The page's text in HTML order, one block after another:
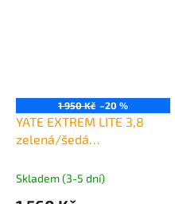
1 950 Kč –20 %
YATE EXTREM LITE 3,8
zelená/šedá
karimatka
Skladem (3-5 dní)